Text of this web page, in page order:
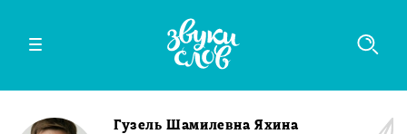
Гузель Шамилевна Яхина